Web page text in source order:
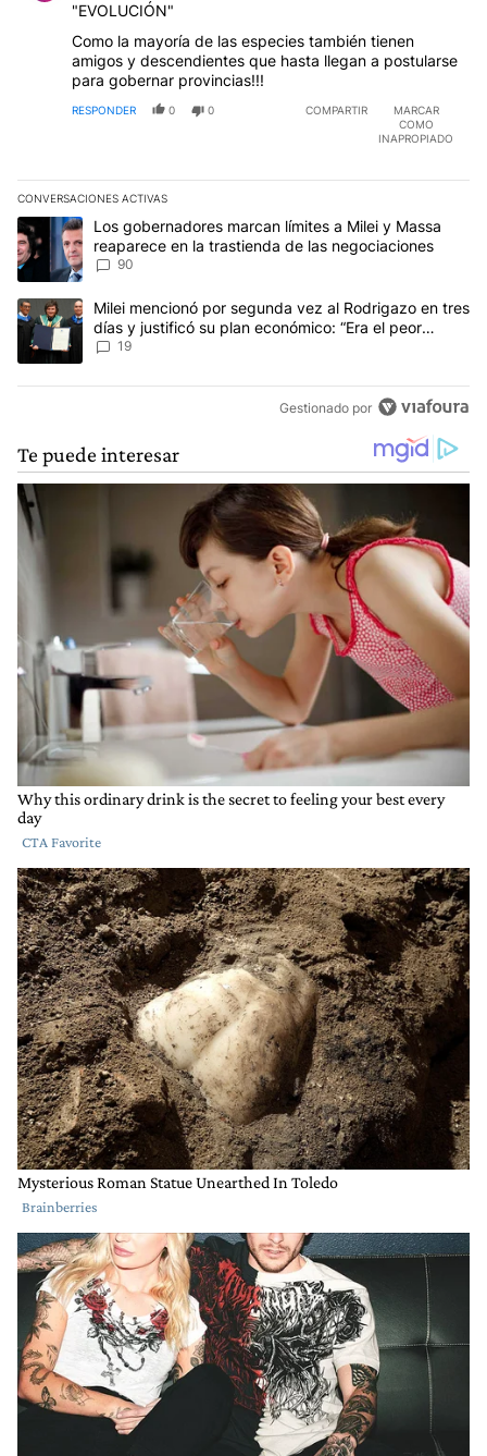
"EVOLUCIÓN"
Como la mayoría de las especies también tienen
amigos y descendientes que hasta llegan a postularse
para gobernar provincias!!!
RESPONDER 0 0 COMPARTIR
MARCAR
COMO
INAPROPIADO
CONVERSACIONES ACTIVAS
Este listado muestra los artículos con más comentarios en los
Un artículo de tendencia con el título "Los gobernadores
Los gobernadores marcan límites a Milei y Massa
reaparece en la trastienda de las negociaciones
90
Un artículo de tendencia con el título "Milei mencionó por
Milei mencionó por segunda vez al Rodrigazo en tres
días y justificó su plan económico: “Era el peor
escenario posible”
19
Gestionado por